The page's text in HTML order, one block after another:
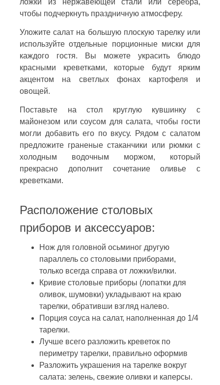
чтобы подчеркнуть праздничную атмосферу.
Уложите салат на большую плоскую тарелку или
используйте отдельные порционные миски для
каждого гостя. Вы можете украсить блюдо
красными креветками, которые будут ярким
акцентом на светлых фонах картофеля и
овощей.
Поставьте на стол круглую кувшинку с
майонезом или соусом для салата, чтобы гости
могли добавить его по вкусу. Рядом с салатом
предложите граненые стаканчики или рюмки с
холодным водочным моржом, который
прекрасно дополнит сочетание оливье с
креветками.
Расположение столовых
приборов и аксессуаров:
Нож для головной осьминог другую
параллель со столовыми приборами,
только всегда справа от ложки/вилки.
Кривие столовые приборы (лопатки для
оливок, шумовки) укладывают на краю
тарелки, обративши взгляд налево.
Порция соуса на салат, наполненная до 1/4
тарелки.
Лучше всего разложить креветок по
периметру тарелки, правильно оформив
Разложить украшения на тарелке вокруг
салата: зелень, свежие оливки и каперсы.